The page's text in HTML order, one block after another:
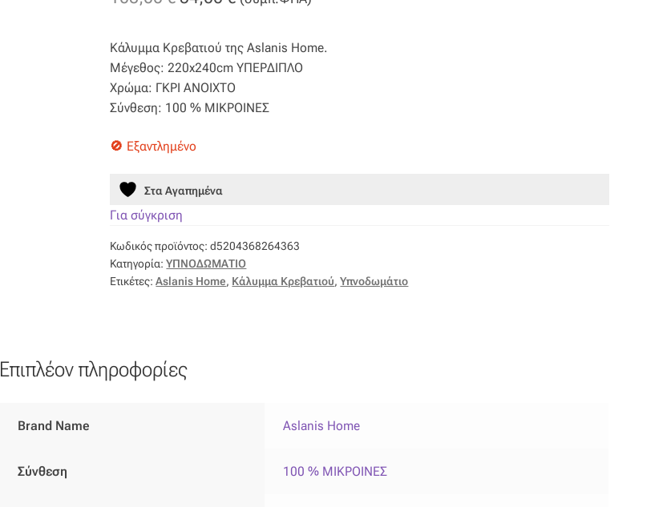
was:
108,00 €.
τιμή
54,00 €.
Κάλυμμα Κρεβατιού της Aslanis Home.
Μέγεθος: 220x240cm ΥΠΕΡΔΙΠΛΟ
Χρώμα: ΓΚΡΙ ΑΝΟΙΧΤΟ
Σύνθεση: 100 % ΜΙΚΡΟΙΝΕΣ
Εξαντλημένο
Στα Αγαπημένα
Για σύγκριση
Κωδικός προϊόντος:d5204368264363
Κατηγορία:ΥΠΝΟΔΩΜΑΤΙΟ
Ετικέτες:Aslanis Home, Κάλυμμα Κρεβατιού,Υπνοδωμάτιο
Επιπλέον πληροφορίες
Brand Name Aslanis Home
Σύνθεση 100 % ΜΙΚΡΟΙΝΕΣ